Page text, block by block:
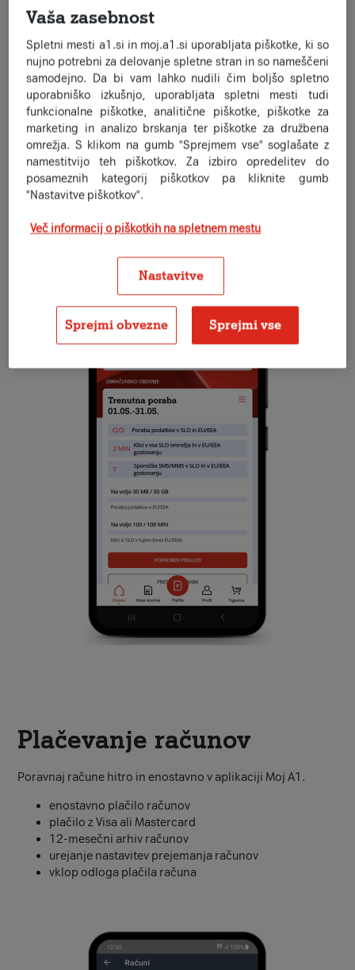
Spremljanje porabe
Imej vedno in povsod pregled nad svojo porabo z aplikacijo
Moj A1.
števci porabljenih minut in poslanih sporočil
števci prenosa podatkov doma in v tujini
analiza porabe v preteklih obdobjih
Plačevanje računov
Poravnaj račune hitro in enostavno v aplikaciji Moj A1.
enostavno plačilo računov
plačilo z Visa ali Mastercard
12-mesečni arhiv računov
urejanje nastavitev prejemanja računov
vklop odloga plačila računa
Vaša zasebnost
Spletni mesti a1.si in moj.a1.si uporabljata piškotke, ki so
nujno potrebni za delovanje spletne stran in so nameščeni
samodejno. Da bi vam lahko nudili čim boljšo spletno
uporabniško izkušnjo, uporabljata spletni mesti tudi
funkcionalne piškotke, analitične piškotke, piškotke za
marketing in analizo brskanja ter piškotke za družbena
omrežja. S klikom na gumb "Sprejmem vse" soglašate z
namestitvijo teh piškotkov. Za izbiro opredelitev do
posameznih kategorij piškotkov pa kliknite gumb
"Nastavitve piškotkov".
Več informacij o piškotkih na spletnem mestu
Nastavitve
Sprejmi obvezne Sprejmi vse